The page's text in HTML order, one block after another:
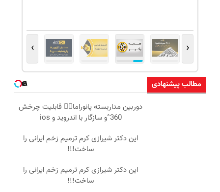
‹
›
مطالب پیشنهادی
دوربین مداربسته پانوراما👈🏻 قابلیت چرخش
360°و سازگار با اندروید و ios
این دکتر شیرازی کرم ترمیم زخم ایرانی را
ساخت!!!
این دکتر شیرازی کرم ترمیم زخم ایرانی را
ساخت!!!